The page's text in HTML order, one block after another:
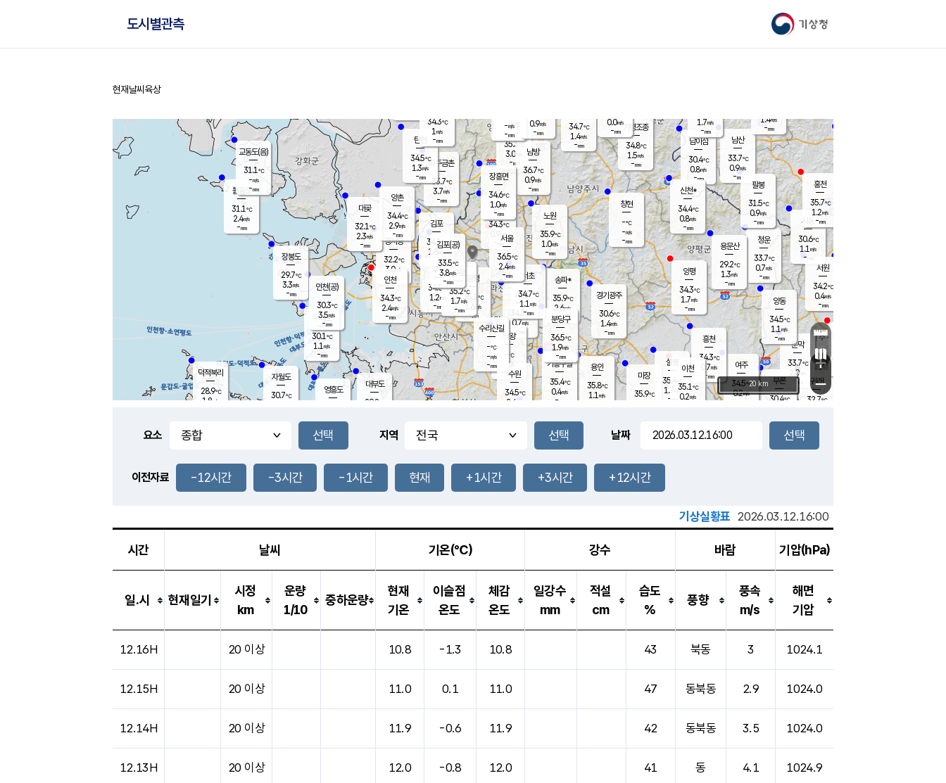
기상청
도시별관측
홈
현재날씨 육상
풍도
2.3m/s
문막
33.7℃
2.0m/s
mm
남이섬
30.4℃
0.8m/s
-mm
무의도
30.1℃
1.1 m/s
-mm
영흥도
볼음도
31.1℃
2.4m/s
-mm
자월도
30.7℃
양주
35.3℃
3.0
-mm
부론
30.4℃
과천
34.2℃
0.7m/s
- mm
남산
33.7℃
0.9m/s
-mm
장봉도
29.7℃
3.3m/s
-mm
-mm
청운
33.7℃
0.7m/s
-mm
팔봉
31.5℃
0.9m/s
-mm
-mm
용인
35.8℃
1.1 m/s
여주
34.5℃
0.2m/s
양동
34.5℃
1.1m/s
-mm
경기광주
30.6℃
1.4m/s
-mm
장호원
1.7m/s
-mm
30.6
℃
대부도
29.8
-
경서동
32.2℃
3.0m/s
-mm
파주금촌
33.7℃
3.7m/s
-mm
가평조종
34.8℃
1.5m/s
-mm
34.7℃
1.4m/s
-mm
대곶
32.1℃
2.3m/s
-mm
신천*
34.4℃
0.8m/s
-mm
창현
-℃
-m/s
-mm
탄현
34.5℃
1.3m/s
-mm
0.0m/s
-mm
36.0℃
0.8m/s
-mm
흥천
34.3℃
0.7m/s
-mm
마장
35.9℃
의왕
- ℃
m/s
mm
김포
34.1℃
1.8 m/s
mm
설봉
35.4℃
1.7 m/s
- mm
광명
35.2 ℃
1.6 m/s
-mm
부천
34.0℃
1.2m/s
-mm
-mm
양촌
34.4℃
2.9m/s
-mm
구로
35.2℃
1.7m/s
-mm
은평
34.3℃
0.9 m/s
- mm
노원
35.9℃
1.0m/s
-mm
송파*
35.9℃
2.6m/s
-mm
서초
34.7℃
1.1 m/s
-mm
남방
36.7℃
0.9m/s
-mm
기흥구갈
35.4℃
0.4m/s
-
수리산길
-℃
-m/s
-mm
분당구
36.5℃
1.9m/s
-mm
장흥면
34.6℃
1.0m/s
-mm
-m/s
-mm
시동
30.6℃
1.1 m/s
- mm
귀래
32.7℃
서원
34.2℃
0.4m/s
-mm
용문산
29.2℃
1.3m/s
-mm
덕적북리
28.9℃
1.8 m/s
인천(공)
30.3℃
3.5m/s
-mm
김포(공)
33.5℃
3.8m/s
-mm
교동도(음)
31.1℃
-m/s
-mm
홍천
35.7℃
1.2m/s
-mm
이천
35.1℃
0.2m/s
양평
34.3℃
1.7m/s
-mm
수원
34.5℃
2.4 m/s
인천
34.3℃
2.4m/s
-mm
서울
36.5℃
2.4m/s
-mm
1.4m/s
-mm
34.3℃
1 m/s
-mm
0.9m/s
-mm
+
−
20 km
요소 지역 날짜
이전자료 -12시간 -3시간 -1시간 현재 +1시간 +3시간 +12시간
기상실황표 2026.03.12.16:00
시간 날씨 기온(℃) 강수 바람 기압(hPa)
일.시 현재일기
시정
km
운량
1/10
중하운량
현재
기온
이슬점
온도
체감
온도
일강수
mm
적설
cm
습도
%
풍향
풍속
m/s
해면
기압
12.16H 20 이상 10.8 -1.3 10.8 43 북동 3 1024.1
12.15H 20 이상 11.0 0.1 11.0 47 동북동 2.9 1024.0
12.14H 20 이상 11.9 -0.6 11.9 42 동북동 3.5 1024.0
12.13H 20 이상 12.0 -0.8 12.0 41 동 4.1 1024.9